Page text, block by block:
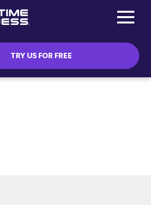
TRY US FOR FREE